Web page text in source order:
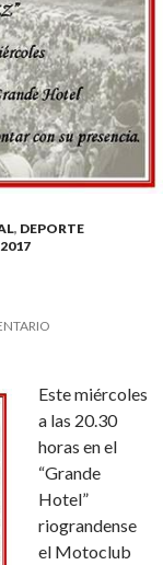
, DEPORTE
Este miércoles
a las 20.30
horas en el
“Grande
Hotel”
riograndense
el Motoclub